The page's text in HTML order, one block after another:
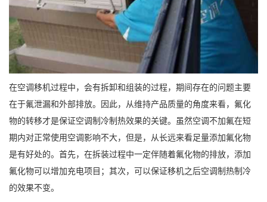
在空调移机过程中，会有拆卸和组装的过程，期间存在的问题主要
在于氟泄漏和外部排放。因此，从维持产品质量的角度来看，氟化
物的转移才是保证空调制冷制热效果的关键。虽然空调不加氟在短
期内对正常使用空调影响不大，但是，从长远来看足量添加氟化物
是有好处的。首先，在拆装过程中一定伴随着氟化物的排放，添加
氟化物可以增加充电项目；其次，可以保证移机之后空调制热制冷
的效果不变。